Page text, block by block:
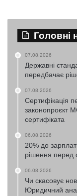
Головні
07.08.2026
Державні
передбачає
07.08.2026
Сертифікація
законопроєкт
сертифіката
06.08.2026
20% до
рішення перед
06.08.2026
Чи скасовує
Юридичний